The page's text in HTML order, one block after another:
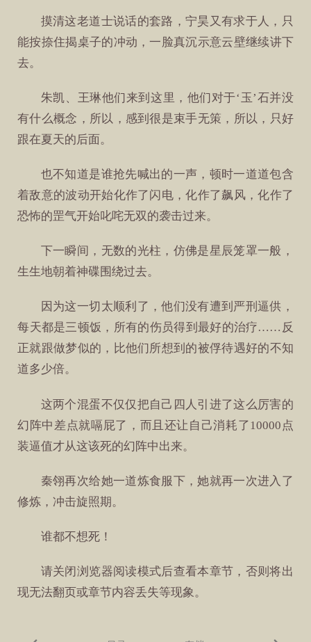
摸清这老道士说话的套路，宁昊又有求于人，只
能按捺住揭桌子的冲动，一脸真沉示意云壁继续讲下
去。
朱凯、王琳他们来到这里，他们对于‘玉’石并没
有什么概念，所以，感到很是束手无策，所以，只好
跟在夏天的后面。
也不知道是谁抢先喊出的一声，顿时一道道包含
着敌意的波动开始化作了闪电，化作了飙风，化作了
恐怖的罡气开始叱咤无双的袭击过来。
下一瞬间，无数的光柱，仿佛是星辰笼罩一般，
生生地朝着神碟围绕过去。
因为这一切太顺利了，他们没有遭到严刑逼供，
每天都是三顿饭，所有的伤员得到最好的治疗……反
正就跟做梦似的，比他们所想到的被俘待遇好的不知
道多少倍。
这两个混蛋不仅仅把自己四人引进了这么厉害的
幻阵中差点就嗝屁了，而且还让自己消耗了10000点
装逼值才从这该死的幻阵中出来。
秦翎再次给她一道炼食服下，她就再一次进入了
修炼，冲击旋照期。
谁都不想死！
请关闭浏览器阅读模式后查看本章节，否则将出
现无法翻页或章节内容丢失等现象。